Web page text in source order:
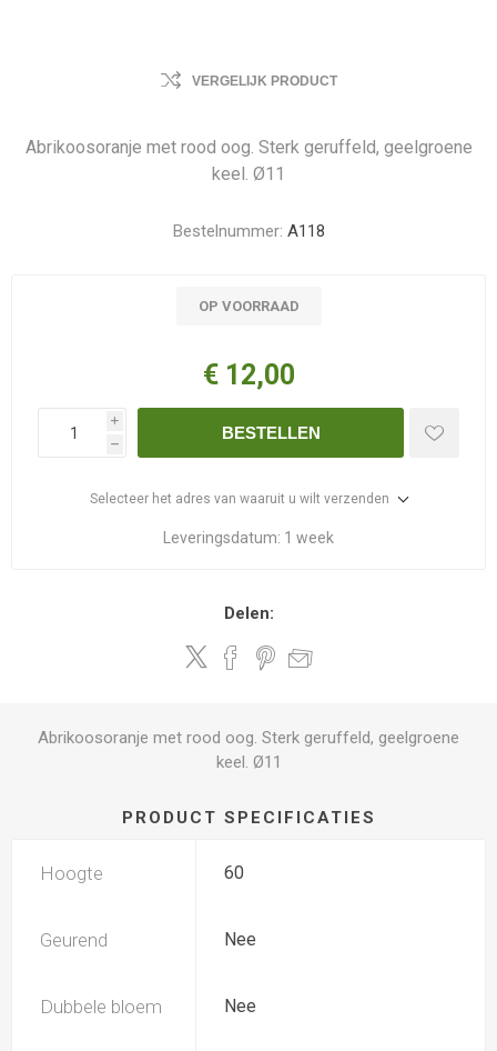
VERGELIJK PRODUCT
Abrikoosoranje met rood oog. Sterk geruffeld, geelgroene
keel. Ø11
Bestelnummer: A118
OP VOORRAAD
€ 12,00
i
h
BESTELLEN
Selecteer het adres van waaruit u wilt verzenden
Leveringsdatum: 1 week
Delen:
Abrikoosoranje met rood oog. Sterk geruffeld, geelgroene
keel. Ø11
PRODUCT SPECIFICATIES
Hoogte 60
Geurend Nee
Dubbele bloem Nee